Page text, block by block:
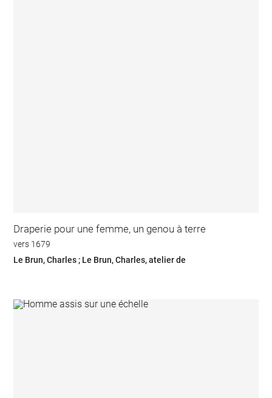
Draperie pour une femme, un genou à terre
vers 1679
Le Brun, Charles ; Le Brun, Charles, atelier de